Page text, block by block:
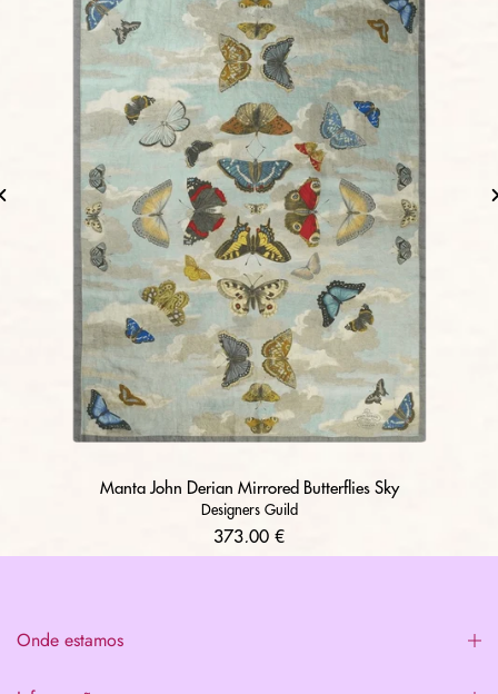
Designers Guild
Manta John Derian Mirrored Butterflies Sky
373,00 €
Onde estamos